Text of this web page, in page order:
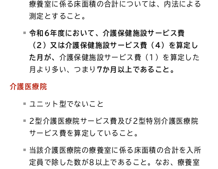
療養室に係る床面積の合計については、内法による
測定とすること。
令和6年度において、介護保健施設サービス費
（2）又は介護保健施設サービス費（4）を算定し
た月が、 介護保健施設サービス費（1）を算定した
月より多い、つまり 7か月以上であること。
介護医療院
ユニット型でないこと
2型介護医療院サービス費及び2型特別介護医療院
サービス費を算定していること。
当該介護医療院の療養室に係る床面積の合計を入所
定員で除した数が8以上であること。なお、療養室